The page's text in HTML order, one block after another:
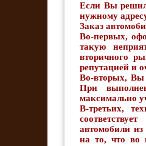
Если Вы
нужному
Заказ
Во-первых,
такую
вторичного
репутацией и
Во-вторых, Вы
При
максимально
В-третьих,
автомобили
на то, что во